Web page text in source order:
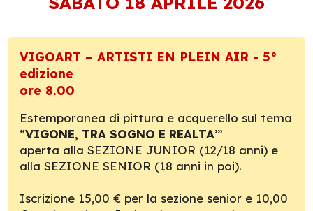
VIGOART – ARTISTI EN PLEIN AIR - 5°
edizione
ore 8.00
Estemporanea di pittura e acquerello sul tema
“VIGONE, TRA SOGNO E REALTA’”
aperta alla SEZIONE JUNIOR (12/18 anni) e
alla SEZIONE SENIOR (18 anni in poi).
Iscrizione 15,00 € per la sezione senior e 10,00